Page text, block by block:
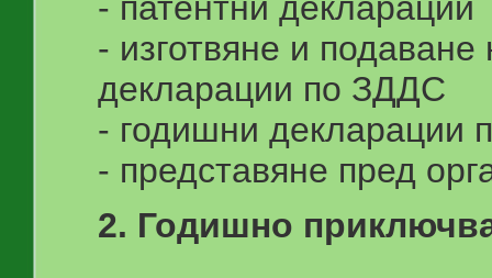
- изготвяне и
декларации по ЗДДС
- годишни
- представяне пред
2. Годишно